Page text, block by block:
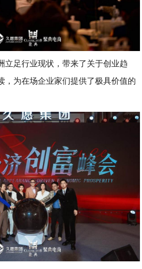
立足行业现状，带来了关于创业趋
，为在场企业家们提供了极具价值的